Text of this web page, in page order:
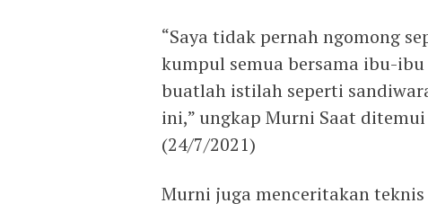
“Saya tidak pernah ngomong
kumpul semua bersama ibu-
buatlah istilah seperti
ini,” ungkap Murni Saat
(24/7/2021)
Murni juga menceritakan